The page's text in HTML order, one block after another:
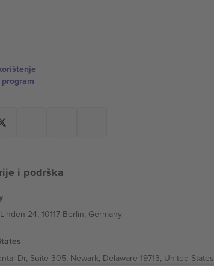
i podrška
24, 10117 Berlin, Germany
Dr, Suite 305, Newark, Delaware 19713, United States